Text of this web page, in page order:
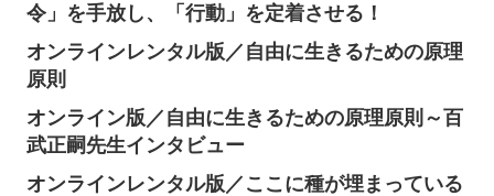
令」を手放し、「行動」を定着させる！
オンラインレンタル版／自由に生きるための原理
原則
オンライン版／自由に生きるための原理原則～百
武正嗣先生インタビュー
オンラインレンタル版／ここに種が埋まっている